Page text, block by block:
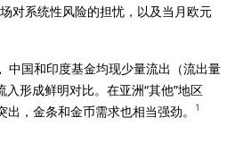
对系统性风险的担忧，以及当月欧元
中国和印度基金均现少量流出（流出量
形成鲜明对比。在亚洲“其他”地区
，金条和金币需求也相当强劲。
1